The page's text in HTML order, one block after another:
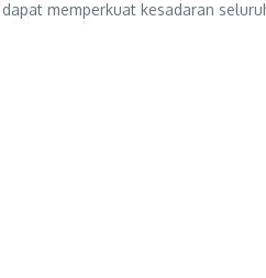
memperkuat kesadaran